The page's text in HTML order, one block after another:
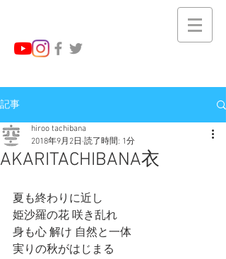
記事
AKARITACHIBANA衣
hiroo tachibana
2018年9月2日 読了時間: 1分
夏も終わりに近し
姫沙羅の花 咲き乱れ
身も心 解け 自然と一体
実りの秋がはじまる